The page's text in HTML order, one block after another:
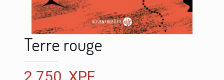
Terre rouge
2 750 XPF